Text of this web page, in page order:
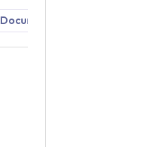
Documentación del producto